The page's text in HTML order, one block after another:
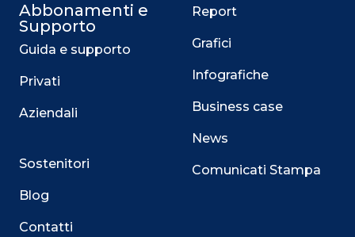
Abbonamenti e
Supporto
Guida e supporto
Privati
Aziendali
Sostenitori
Blog
Contatti
Report
Grafici
Infografiche
Business case
News
Comunicati Stampa